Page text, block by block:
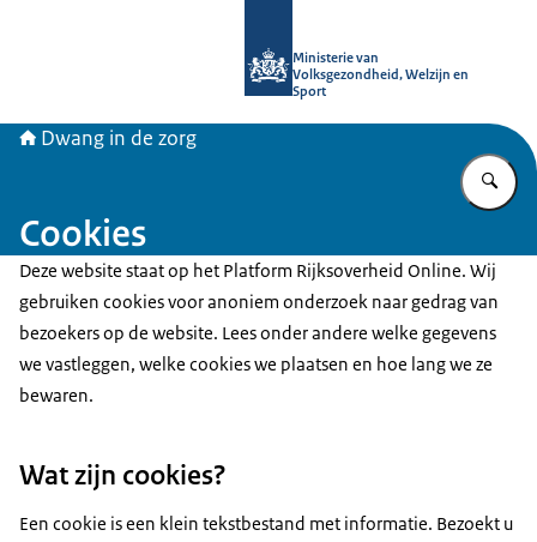
Ministerie van
Volksgezondheid, Welzijn en
Sport
Dwang in de zorg
Cookies
Deze website staat op het Platform Rijksoverheid Online. Wij
gebruiken cookies voor anoniem onderzoek naar gedrag van
bezoekers op de website. Lees onder andere welke gegevens
we vastleggen, welke cookies we plaatsen en hoe lang we ze
bewaren.
Wat zijn cookies?
Een cookie is een klein tekstbestand met informatie. Bezoekt u